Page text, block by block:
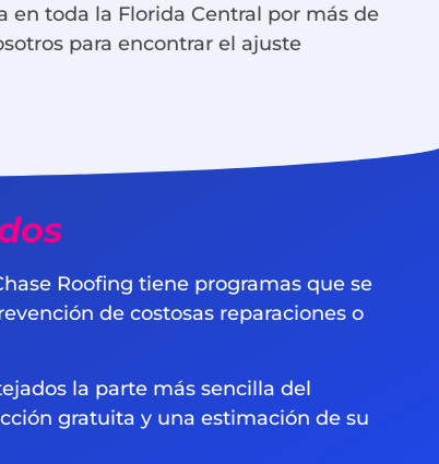
en toda la Florida Central por más de
para encontrar el ajuste
Roofing tiene programas que se
de costosas reparaciones o
la parte más sencilla del
gratuita y una estimación de su